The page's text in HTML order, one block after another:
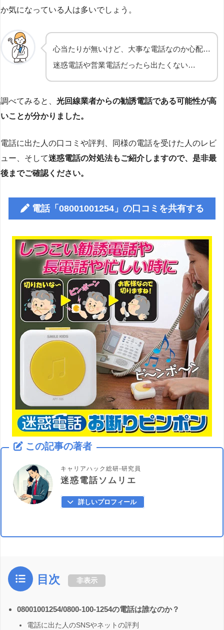
か気になっている人は多いでしょう。
心当たりが無いけど、大事な電話なのか心配…
迷惑電話や営業電話だったら出たくない…
調べてみると、 光回線業者からの勧誘電話である可能性が高
いことが分かりました。
電話に出た人の口コミや評判、同様の電話を受けた人のレビ
ュー、そして迷惑電話の対処法もご紹介しますので、是非最
後までご確認ください。
電話「08001001254」の口コミを共有する
この記事の著者
キャリアハック総研-研究員
迷惑電話ソムリエ
詳しいプロフィール
目次 非表示
08001001254/0800-100-1254の電話は誰なのか？
電話に出た人のSNSやネットの評判